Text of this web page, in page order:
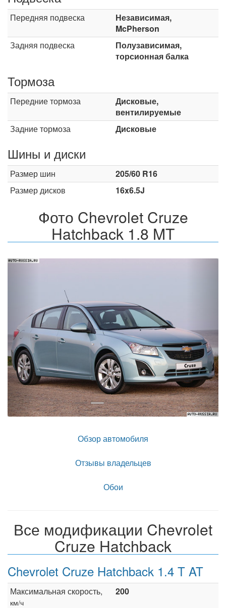
Передняя подвеска
Независимая,
McPherson
Задняя подвеска
Полузависимая,
торсионная балка
Тормоза
Передние тормоза
Дисковые,
вентилируемые
Задние тормоза
Дисковые
Шины и диски
Размер шин
205/60 R16
Размер дисков
16x6.5J
Фото Chevrolet Cruze
Hatchback 1.8 MT
Назад
Обзор автомобиля
Отзывы владельцев
Обои
Все модификации Chevrolet
Cruze Hatchback
Chevrolet Cruze Hatchback 1.4 T AT
Максимальная скорость,
км/ч
200